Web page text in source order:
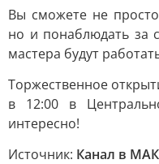
Вы сможете не просто
но и понаблюдать за
мастера будут
Торжественное
в 12:00 в
интересно!
Источник: Канал в